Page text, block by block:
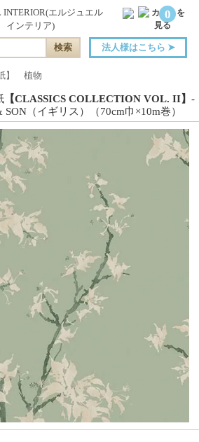
0
法人様はこちら ➤
】 植物
【CLASSICS COLLECTION VOL. II】 -
SON（イギリス）（70cm巾×10m巻）